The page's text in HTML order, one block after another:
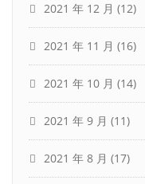
2021 年 12 月 (12)
2021 年 11 月 (16)
2021 年 10 月 (14)
2021 年 9 月 (11)
2021 年 8 月 (17)